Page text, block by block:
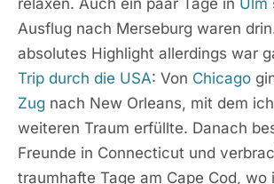
relaxen. Auch ein paar Tage in Ulm
Ausflug nach Merseburg waren
absolutes Highlight allerdings war
Trip durch die USA: Von Chicago
Zug nach New Orleans, mit dem
weiteren Traum erfüllte. Danach
Freunde in Connecticut und
traumhafte Tage am Cape Cod, wo